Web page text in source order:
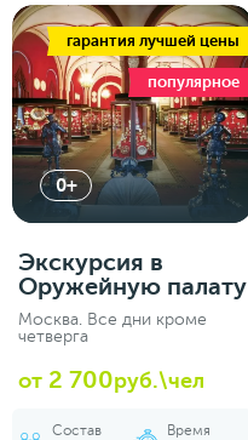
гарантия лучшей цены
популярное
0+
Экскурсия в
Оружейную палату
Москва. Все дни кроме
четверга
от 2 700руб.\чел
Состав Время